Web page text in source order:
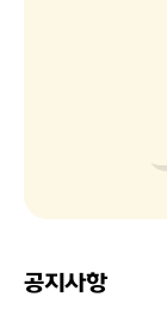
공지사항